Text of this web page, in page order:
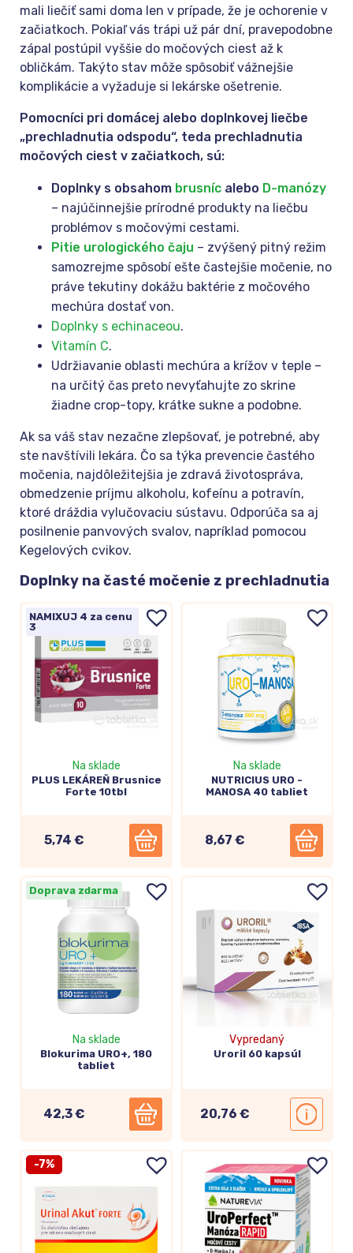
mali liečiť sami doma len v prípade, že je ochorenie v
začiatkoch. Pokiaľ vás trápi už pár dní, pravepodobne
zápal postúpil vyššie do močových ciest až k
obličkám. Takýto stav môže spôsobiť vážnejšie
komplikácie a vyžaduje si lekárske ošetrenie.
Pomocníci pri domácej alebo doplnkovej liečbe
„prechladnutia odspodu“, teda prechladnutia
močových ciest v začiatkoch, sú:
Doplnky s obsahom brusníc alebo D-manózy
– najúčinnejšie prírodné produkty na liečbu
problémov s močovými cestami.
Pitie urologického čaju – zvýšený pitný režim
samozrejme spôsobí ešte častejšie močenie, no
práve tekutiny dokážu baktérie z močového
mechúra dostať von.
Doplnky s echinaceou.
Vitamín C.
Udržiavanie oblasti mechúra a krížov v teple –
na určitý čas preto nevyťahujte zo skrine
žiadne crop-topy, krátke sukne a podobne.
Ak sa váš stav nezačne zlepšovať, je potrebné, aby
ste navštívili lekára. Čo sa týka prevencie častého
močenia, najdôležitejšia je zdravá životospráva,
obmedzenie príjmu alkoholu, kofeínu a potravín,
ktoré dráždia vylučovaciu sústavu. Odporúča sa aj
posilnenie panvových svalov, napríklad pomocou
Kegelových cvikov.
Doplnky na časté močenie z prechladnutia
NAMIXUJ 4 za cenu
3
Na sklade
PLUS LEKÁREŇ Brusnice
Forte 10tbl
5,74 €
Na sklade
NUTRICIUS URO -
MANOSA 40 tabliet
8,67 €
Doprava zdarma
Na sklade
Blokurima URO+, 180
tabliet
42,3 €
Vypredaný
Uroril 60 kapsúl
20,76 €
-7%